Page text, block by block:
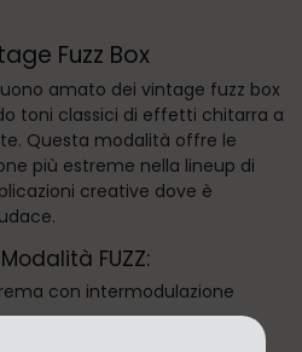
Fuzz Box
amato dei vintage fuzz box
toni classici di effetti chitarra a
Questa modalità offre le
più estreme nella lineup di
creative dove è
FUZZ:
con intermodulazione
crea sustain e densità